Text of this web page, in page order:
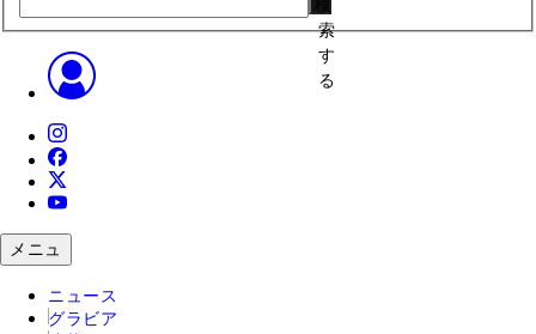
索
す
る
メニュ
ニュース
グラビア